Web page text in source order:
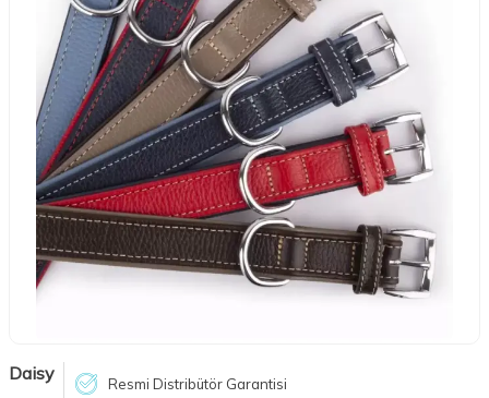
Daisy Resmi Distribütör Garantisi